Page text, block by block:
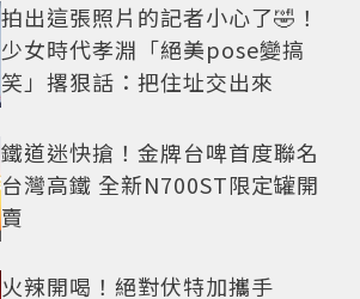
拍出這張照片的記者小心了🤣！
少女時代孝淵「絕美pose變搞
笑」撂狠話：把住址交出來
鐵道迷快搶！金牌台啤首度聯名
台灣高鐵 全新N700ST限定罐開
賣
火辣開喝！絕對伏特加攜手